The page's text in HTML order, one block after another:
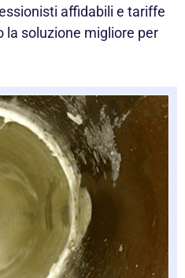
affidabili e tariffe
soluzione migliore per